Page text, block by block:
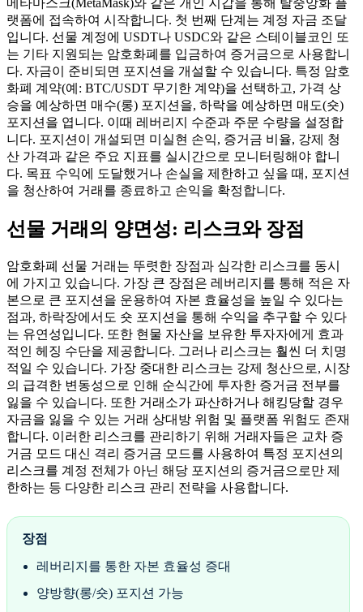
메타마스크(MetaMask)와 같은 개인 지갑을 통해 탈중앙화 플
랫폼에 접속하여 시작합니다. 첫 번째 단계는 계정 자금 조달
입니다. 선물 계정에 USDT나 USDC와 같은 스테이블코인 또
는 기타 지원되는 암호화폐를 입금하여 증거금으로 사용합니
다. 자금이 준비되면 포지션을 개설할 수 있습니다. 특정 암호
화폐 계약(예: BTC/USDT 무기한 계약)을 선택하고, 가격 상
승을 예상하면 매수(롱) 포지션을, 하락을 예상하면 매도(숏)
포지션을 엽니다. 이때 레버리지 수준과 주문 수량을 설정합
니다. 포지션이 개설되면 미실현 손익, 증거금 비율, 강제 청
산 가격과 같은 주요 지표를 실시간으로 모니터링해야 합니
다. 목표 수익에 도달했거나 손실을 제한하고 싶을 때, 포지션
을 청산하여 거래를 종료하고 손익을 확정합니다.
선물 거래의 양면성: 리스크와 장점
암호화폐 선물 거래는 뚜렷한 장점과 심각한 리스크를 동시
에 가지고 있습니다. 가장 큰 장점은 레버리지를 통해 적은 자
본으로 큰 포지션을 운용하여 자본 효율성을 높일 수 있다는
점과, 하락장에서도 숏 포지션을 통해 수익을 추구할 수 있다
는 유연성입니다. 또한 현물 자산을 보유한 투자자에게 효과
적인 헤징 수단을 제공합니다. 그러나 리스크는 훨씬 더 치명
적일 수 있습니다. 가장 중대한 리스크는 강제 청산으로, 시장
의 급격한 변동성으로 인해 순식간에 투자한 증거금 전부를
잃을 수 있습니다. 또한 거래소가 파산하거나 해킹당할 경우
자금을 잃을 수 있는 거래 상대방 위험 및 플랫폼 위험도 존재
합니다. 이러한 리스크를 관리하기 위해 거래자들은 교차 증
거금 모드 대신 격리 증거금 모드를 사용하여 특정 포지션의
리스크를 계정 전체가 아닌 해당 포지션의 증거금으로만 제
한하는 등 다양한 리스크 관리 전략을 사용합니다.
장점
레버리지를 통한 자본 효율성 증대
양방향(롱/숏) 포지션 가능